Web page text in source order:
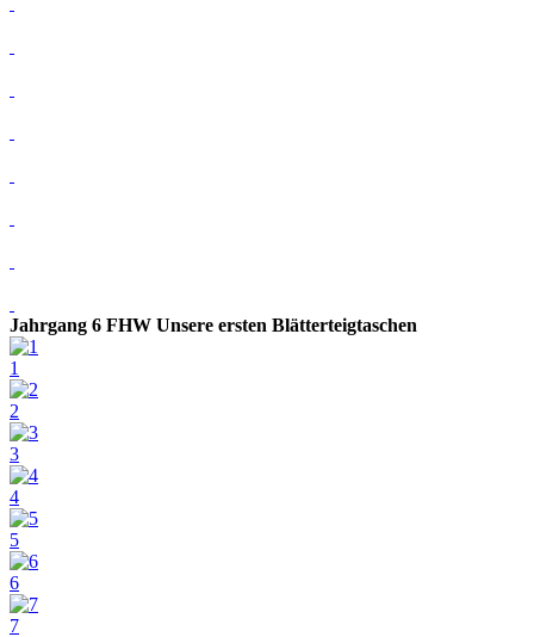
Jahrgang 6 FHW Unsere ersten Blätterteigtaschen
1
2
3
4
5
6
7